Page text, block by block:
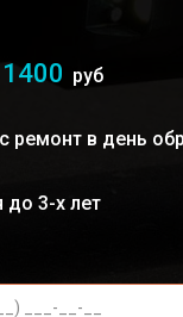
1400 руб
ремонт в день
до 3-х лет